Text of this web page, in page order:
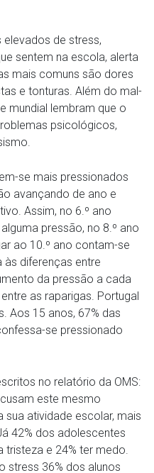
elevados de stress,
sentem na escola, alerta
mais comuns são dores
e tonturas. Além do mal-
mundial lembram que o
psicológicos,
se mais pressionados
avançando de ano e
Assim, no 6.º ano
pressão, no 8.º ano
ao 10.º ano contam-se
às diferenças entre
da pressão a cada
as raparigas. Portugal
Aos 15 anos, 67% das
se pressionado
no relatório da OMS:
este mesmo
atividade escolar, mais
42% dos adolescentes
tristeza e 24% ter medo.
stress 36% dos alunos